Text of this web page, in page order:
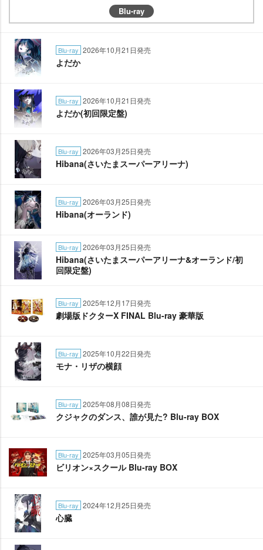
Blu-ray
Blu-ray 2026年10月21日発売
よだか
Blu-ray 2026年10月21日発売
よだか(初回限定盤)
Blu-ray 2026年03月25日発売
Hibana(さいたまスーパーアリーナ)
Blu-ray 2026年03月25日発売
Hibana(オーランド)
Blu-ray 2026年03月25日発売
Hibana(さいたまスーパーアリーナ&オーランド/初
回限定盤)
Blu-ray 2025年12月17日発売
劇場版ドクターX FINAL Blu-ray 豪華版
Blu-ray 2025年10月22日発売
モナ・リザの横顔
Blu-ray 2025年08月08日発売
クジャクのダンス、誰が見た? Blu-ray BOX
Blu-ray 2025年03月05日発売
ビリオン×スクール Blu-ray BOX
Blu-ray 2024年12月25日発売
心臓